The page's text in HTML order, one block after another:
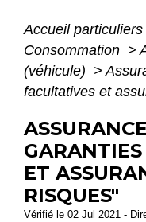
Accueil particuliers
Consommation >
(véhicule) >
facultatives et
ET
RISQUES"
Vérifié le 02 Jul 2021 -